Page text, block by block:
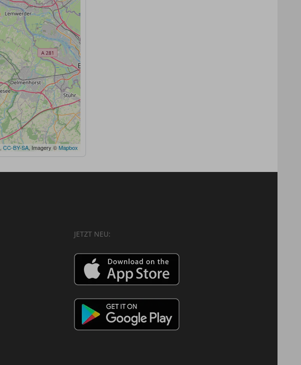
CC-BY-SA, Imagery ©Mapbox
JETZT NEU: